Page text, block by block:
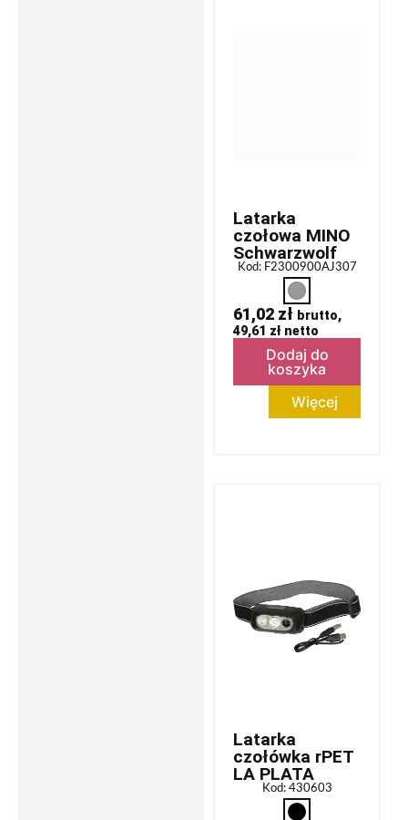
Latarka
czołowa MINO
Schwarzwolf
Kod: F2300900AJ307
61,02 zł brutto,
49,61 złnetto
Dodaj do
koszyka
Więcej
Latarka
czołówka rPET
LA PLATA
Kod: 430603